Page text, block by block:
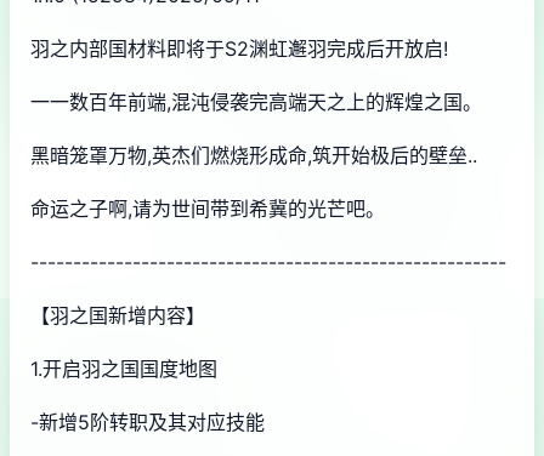
羽之内部国材料即将于S2渊虹邂羽完成后开放启!
一一数百年前端,混沌侵袭完高端天之上的辉煌之国。
黑暗笼罩万物,英杰们燃烧形成命,筑开始极后的壁垒..
命运之子啊,请为世间带到希冀的光芒吧。
--------------------------------------------------------
【羽之国新增内容】
1.开启羽之国国度地图
-新增5阶转职及其对应技能